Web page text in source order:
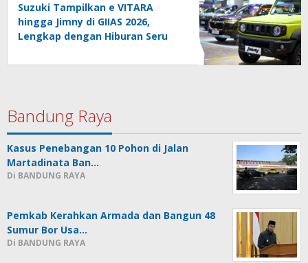
Suzuki Tampilkan e VITARA
hingga Jimny di GIIAS 2026,
Lengkap dengan Hiburan Seru
Bandung Raya
Kasus Penebangan 10 Pohon di Jalan
Martadinata Ban…
Di BANDUNG RAYA
Pemkab Kerahkan Armada dan Bangun 48
Sumur Bor Usa…
Di BANDUNG RAYA